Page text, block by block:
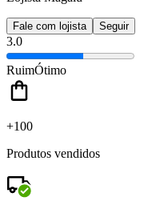
Fale com lojista Seguir
3.0
RuimÓtimo
+100
Produtos vendidos